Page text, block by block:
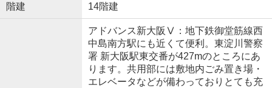
階建 14階建
アドバンス新大阪Ⅴ：地下鉄御堂筋線西
中島南方駅にも近くて便利。東淀川警察
署 新大阪駅東交番が427mのところにあ
ります。共用部には敷地内ごみ置き場・
エレベータなどが備わっておりとても充